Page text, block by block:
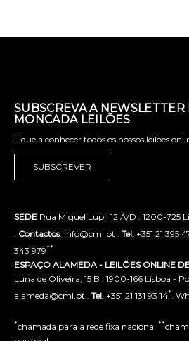
SUBSCREVA A NEWSLETTER
MONCADA LEILÕES
Fique a conhecer todos os nossos leilões
SUBSCREVER
SEDE Rua Miguel Lupi, 12 A/D . 1200-725
Contactos: info@cml.pt . Tel. +351 21 395
343 979**
ESPAÇO ALAMEDA - LEILÕES ONLINE
Luna de Oliveira, 15 B . 1900-166 Lisboa -
alameda@cml.pt . Tel. +351 21 131 93 14* .
*chamada para a rede fixa nacional **